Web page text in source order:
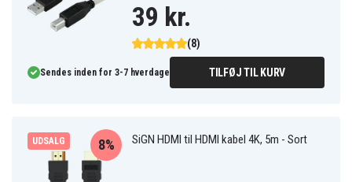
(8)
39 kr.
Sendes inden for 3-7 hverdage TILFØJ TIL KURV
UDSALG SiGN HDMI til HDMI kabel 4K, 5m - Sort
8%